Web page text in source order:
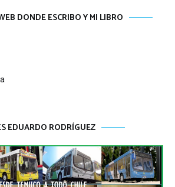
DONDE ESCRIBO Y MI LIBRO
EDUARDO RODRÍGUEZ